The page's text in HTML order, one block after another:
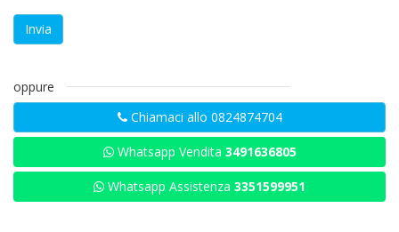
Invia
oppure
Chiamaci allo 0824874704
Whatsapp Vendita 3491636805
Whatsapp Assistenza 3351599951